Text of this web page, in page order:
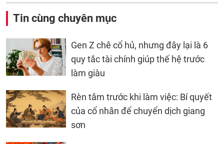
Tin cùng chuyên mục
Gen Z chê cổ hủ, nhưng đây lại là 6
quy tắc tài chính giúp thế hệ trước
làm giàu
Rèn tâm trước khi làm việc: Bí quyết
của cổ nhân để chuyển dịch giang
sơn